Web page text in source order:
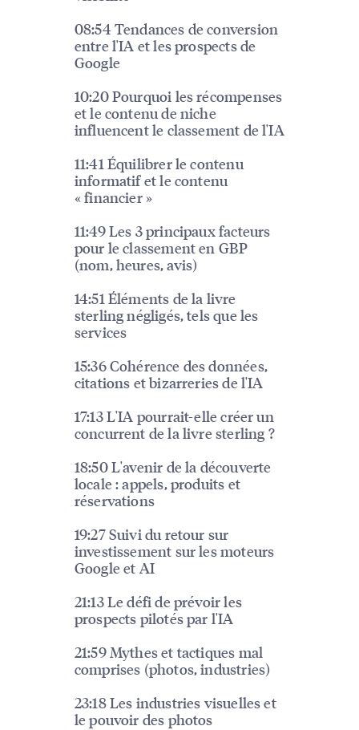
08:54 Tendances de conversion
entre l'IA et les prospects de
Google
10:20 Pourquoi les récompenses
et le contenu de niche
influencent le classement de l'IA
11:41 Équilibrer le contenu
informatif et le contenu
« financier »
11:49 Les 3 principaux facteurs
pour le classement en GBP
(nom, heures, avis)
14:51 Éléments de la livre
sterling négligés, tels que les
services
15:36 Cohérence des données,
citations et bizarreries de l'IA
17:13 L'IA pourrait-elle créer un
concurrent de la livre sterling ?
18:50 L'avenir de la découverte
locale : appels, produits et
réservations
19:27 Suivi du retour sur
investissement sur les moteurs
Google et AI
21:13 Le défi de prévoir les
prospects pilotés par l'IA
21:59 Mythes et tactiques mal
comprises (photos, industries)
23:18 Les industries visuelles et
le pouvoir des photos